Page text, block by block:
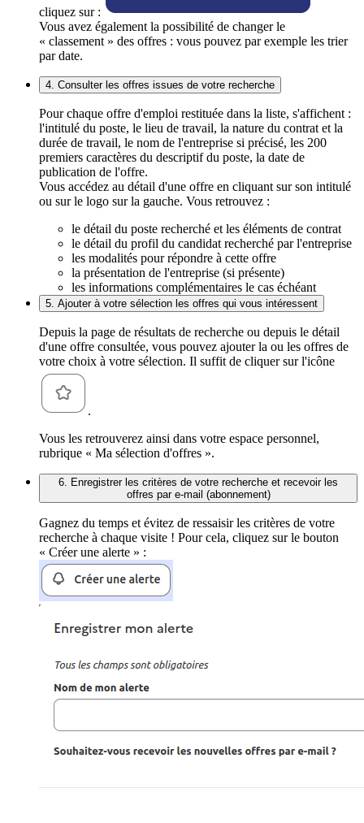
cliquez sur :
Vous avez également la possibilité de changer le
« classement » des offres : vous pouvez par exemple les trier
par date.
4. Consulter les offres issues de votre recherche
Pour chaque offre d'emploi restituée dans la liste, s'affichent :
l'intitulé du poste, le lieu de travail, la nature du contrat et la
durée de travail, le nom de l'entreprise si précisé, les 200
premiers caractères du descriptif du poste, la date de
publication de l'offre.
Vous accédez au détail d'une offre en cliquant sur son intitulé
ou sur le logo sur la gauche. Vous retrouvez :
le détail du poste recherché et les éléments de contrat
le détail du profil du candidat recherché par l'entreprise
les modalités pour répondre à cette offre
la présentation de l'entreprise (si présente)
les informations complémentaires le cas échéant
5. Ajouter à votre sélection les offres qui vous intéressent
Depuis la page de résultats de recherche ou depuis le détail
d'une offre consultée, vous pouvez ajouter la ou les offres de
votre choix à votre sélection. Il suffit de cliquer sur l'icône
.
Vous les retrouverez ainsi dans votre espace personnel,
rubrique « Ma sélection d'offres ».
6. Enregistrer les critères de votre recherche et recevoir les
offres par e-mail (abonnement)
Gagnez du temps et évitez de ressaisir les critères de votre
recherche à chaque visite ! Pour cela, cliquez sur le bouton
« Créer une alerte » :